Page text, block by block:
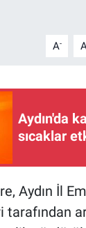
A-
Aydın'da
sıcaklar
Aydın İl